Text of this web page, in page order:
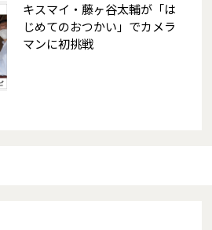
キスマイ・藤ヶ谷太輔が「は
じめてのおつかい」でカメラ
マンに初挑戦